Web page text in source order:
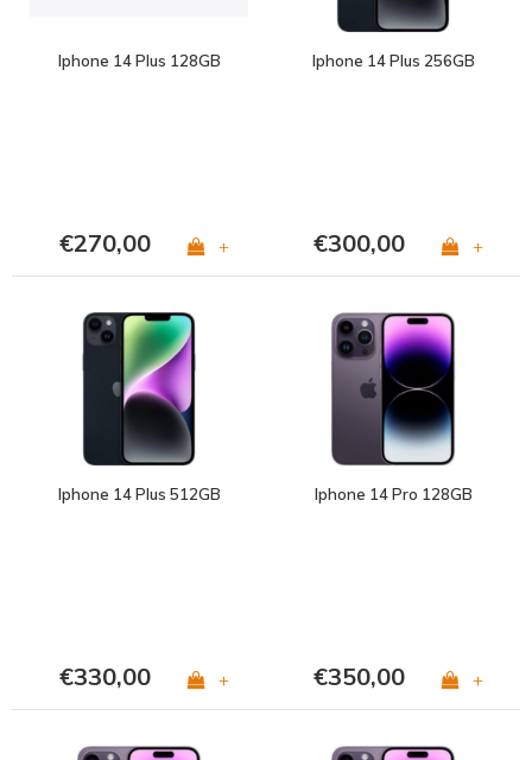
Iphone 14 Plus 128GB
€270,00 +
Iphone 14 Plus 256GB
€300,00 +
Iphone 14 Plus 512GB
€330,00 +
Iphone 14 Pro 128GB
€350,00 +